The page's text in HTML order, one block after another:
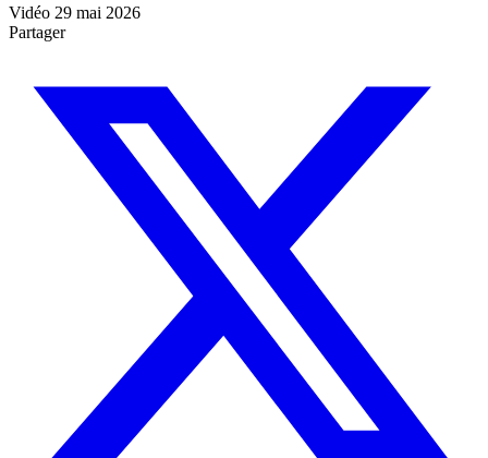
Vidéo 29 mai 2026
Partager